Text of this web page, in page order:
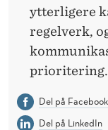
ytterligere
regelverk,
prioritering.
Del på Facebook
Del på LinkedIn